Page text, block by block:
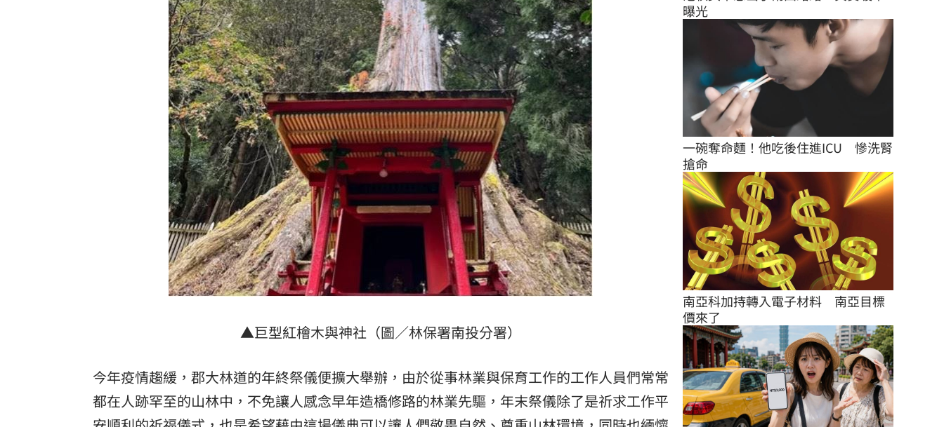
▲巨型紅檜木與神社（圖／林保署南投分署）
今年疫情趨緩，郡大林道的年終祭儀便擴大舉辦，由於從事林業與保育工作的工作人員們常常
都在人跡罕至的山林中，不免讓人感念早年造橋修路的林業先驅，年末祭儀除了是祈求工作平
曝光
一碗奪命麵！他吃後住進ICU　慘洗腎
搶命
南亞科加持轉入電子材料　南亞目標
價來了